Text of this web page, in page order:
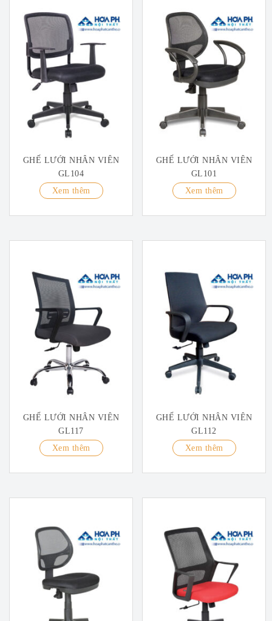
GHẾ LƯỚI NHÂN VIÊN
GL104
Xem thêm
GHẾ LƯỚI NHÂN VIÊN
GL101
Xem thêm
GHẾ LƯỚI NHÂN VIÊN
GL117
Xem thêm
GHẾ LƯỚI NHÂN VIÊN
GL112
Xem thêm